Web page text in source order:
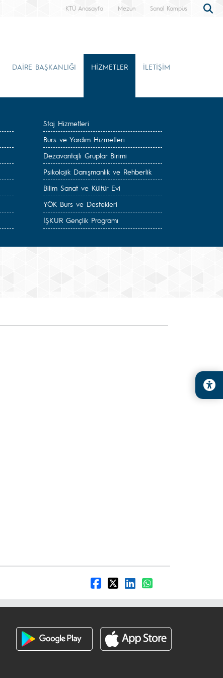
KTÜ Anasayfa Mezun Sanal Kampüs
DAİRE BAŞKANLIĞI HİZMETLER İLETİŞİM
Staj Hizmetleri
Burs ve Yardım Hizmetleri
Dezavantajlı Gruplar Birimi
Psikolojik Danışmanlık ve Rehberlik
Bilim Sanat ve Kültür Evi
YÖK Burs ve Destekleri
İŞKUR Gençlik Programı